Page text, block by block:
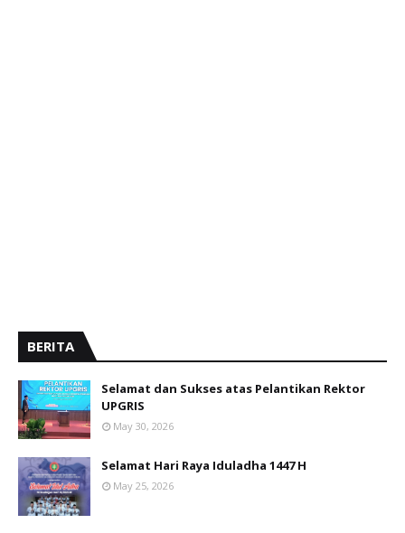
BERITA
Selamat dan Sukses atas Pelantikan Rektor
UPGRIS
May 30, 2026
Selamat Hari Raya Iduladha 1447 H
May 25, 2026